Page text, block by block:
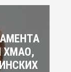
ХМАО,